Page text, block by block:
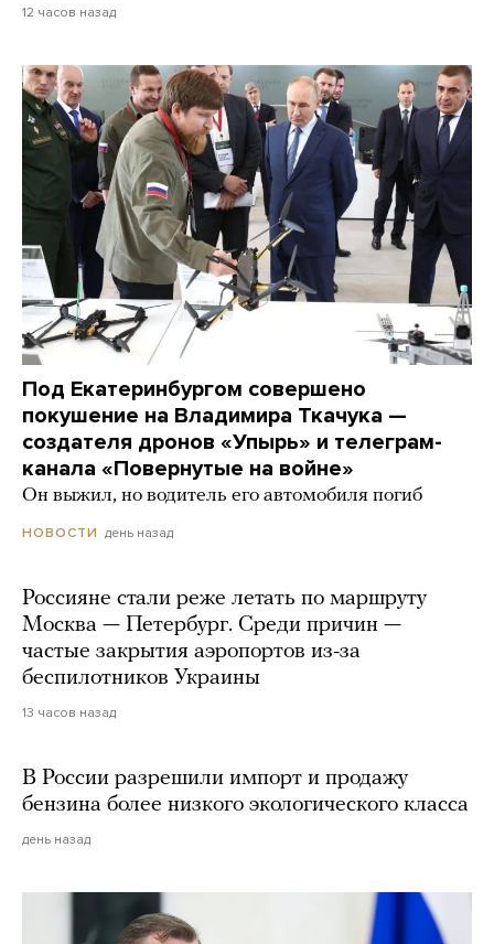
12 часов назад
Под Екатеринбургом совершено
покушение на Владимира Ткачука —
создателя дронов «Упырь» и телеграм-
канала «Повернутые на войне»
Он выжил, но водитель его автомобиля погиб
НОВОСТИ день назад
Россияне стали реже летать по маршруту
Москва — Петербург. Среди причин —
частые закрытия аэропортов из-за
беспилотников Украины
13 часов назад
В России разрешили импорт и продажу
бензина более низкого экологического класса
день назад